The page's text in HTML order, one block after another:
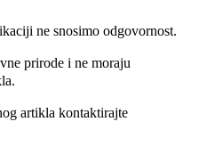
ne snosimo odgovornost.
prirode i ne moraju
artikla kontaktirajte